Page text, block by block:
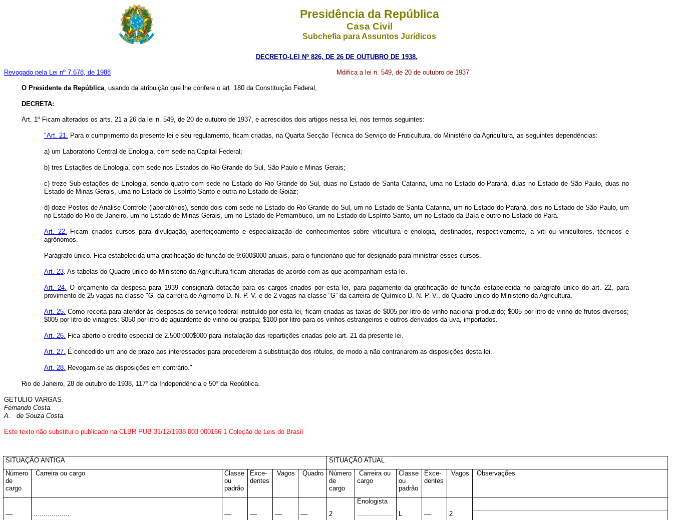
Presidência da República
Casa Civil
Subchefia para Assuntos Jurídicos
DECRETO-LEI Nº 826, DE 26 DE OUTUBRO DE 1938.
Revogado pela Lei nº 7.678, de 1988 Mdifica a lei n. 549, de 20 de outubro de 1937.
O Presidente da República, usando da atribuição que lhe confere o art. 180 da Constituição Federal,
DECRETA:
Art. 1º Ficam alterados os arts. 21 a 26 da lei n. 549, de 20 de outubro de 1937, e acrescidos dois artigos nessa lei, nos termos seguintes:
"Art. 21. Para o cumprimento da presente lei e seu regulamento, ficam criadas, na Quarta Secção Técnica do Serviço de Fruticultura, do Ministério da Agricultura, as seguintes dependências:
a) um Laboratório Central de Enologia, com sede na Capital Federal;
b) tres Estações de Enologia, com sede nos Estados do Rio Grande do Sul, São Paulo e Minas Gerais;
c) treze Sub-estações de Enologia, sendo quatro com sede no Estado do Rio Grande do Sul, duas no Estado de Santa Catarina, uma no Estado do Paraná, duas no Estado de São Paulo, duas no
Estado de Minas Gerais, uma no Estado do Espírito Santo e outra no Estado de Goiaz;
d) doze Postos de Análise Controle (laboratórios), sendo dois com sede no Estado do Rio Grande do Sul, um no Estado de Santa Catarina, um no Estado do Paraná, dois no Estado de São Paulo, um
no Estado do Rio de Janeiro, um no Estado de Minas Gerais, um no Estado de Pernambuco, um no Estado do Espírito Santo, um no Estado da Baía e outro no Estado do Pará.
Art. 22. Ficam criados cursos para divulgação, aperfeiçoamento e especialização de conhecimentos sobre viticultura e enologia, destinados, respectivamente, a viti ou vinicultores, técnicos e
agrônomos.
Parágrafo único. Fica estabelecida uma gratificação de função de 9:600$000 anuais, para o funcionário que for designado para ministrar esses cursos.
Art. 23. As tabelas do Quadro único do Ministério da Agricultura ficam alteradas de acordo com as que acompanham esta lei.
Art. 24. O orçamento da despesa para 1939 consignará dotação para os cargos criados por esta lei, para pagamento da gratificação de função estabelecida no parágrafo único do art. 22, para
provimento de 25 vagas na classe "G” da carreira de Agrnomo D. N. P. V. e de 2 vagas na classe “G” da carreira de Químico D. N. P. V., do Quadro único do Ministério da Agricultura.
Art. 25. Como receita para atender às despesas do serviço federal instituído por esta lei, ficam criadas as taxas de $005 por litro de vinho nacional produzido; $005 por litro de vinho de frutos diversos;
$005 por litro de vinagres; $050 por litro de aguardente de vinho ou graspa; $100 por litro para os vinhos estrangeiros e outros derivados da uva, importados.
Art. 26. Fica aberto o crédito especial de 2.500:000$000 para instalação das repartições criadas pelo art. 21 da presente lei.
Art. 27. É concedido um ano de prazo aos interessados para procederem à substituição dos rótulos, de modo a não contrariarem as disposições desta lei.
Art. 28. Revogam-se as disposições em contrário."
Rio de Janeiro, 28 de outubro de 1938, 117º da Independência e 50º da República.
GETULIO VARGAS.
Fernando Costa.
A. de Souza Costa.
Este texto não substitui o publicado na CLBR PUB 31/12/1938 003 000166 1 Coleção de Leis do Brasil
SITUAÇÃO ANTIGA
SITUAÇÃO ATUAL
Número
de
cargo
Carreira ou cargo
Classe
ou
padrão
Exce-
dentes
Vagos Quadro
Número
de
cargo
Carreira ou
cargo
Classe
ou
padrão
Exce-
dentes
Vagos Observações
Enologista
––
.................. –– –– –– –– 2 .................. L ––
2